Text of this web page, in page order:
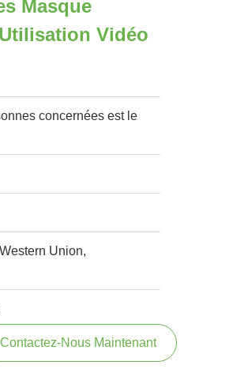
Masque
Vidéo
concernées est le
Union,
Contactez-Nous Maintenant